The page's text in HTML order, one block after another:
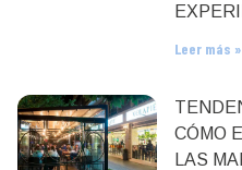
Leer más »
CÓMO
LAS